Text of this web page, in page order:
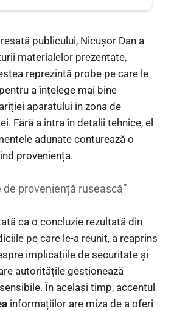
publicului, Nicușor Dan a
materialelor prezentate,
reprezintă probe pe care le
a înțelege mai bine
aparatului în zona de
Fără a intra în detalii tehnice, el
adunate conturează o
proveniența.
de proveniență rusească”
ca o concluzie rezultată din
pe care le-a reunit, a reaprins
implicațiile de securitate și
autoritățile gestionează
În același timp, accentul
informațiilor are miza de a oferi